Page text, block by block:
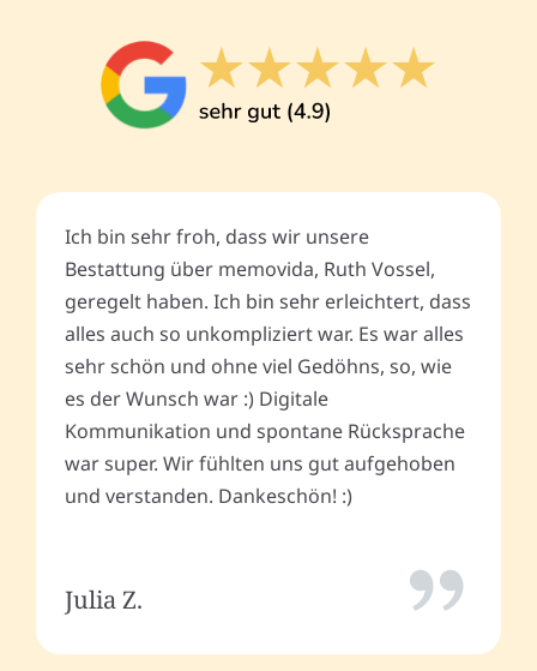
Ich bin sehr froh, dass wir unsere
Bestattung über memovida, Ruth Vossel,
geregelt haben. Ich bin sehr erleichtert, dass
alles auch so unkompliziert war. Es war alles
sehr schön und ohne viel Gedöhns, so, wie
es der Wunsch war :) Digitale
Kommunikation und spontane Rücksprache
war super. Wir fühlten uns gut aufgehoben
und verstanden. Dankeschön! :)
Julia Z.